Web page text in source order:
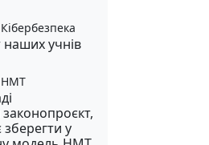
Кібербезпека
учнів
НМТ
у